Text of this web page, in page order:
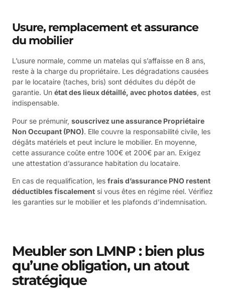
Usure, remplacement et assurance
du mobilier
L’usure normale, comme un matelas qui s’affaisse en 8 ans,
reste à la charge du propriétaire. Les dégradations causées
par le locataire (taches, bris) sont déduites du dépôt de
garantie. Un état des lieux détaillé, avec photos datées, est
indispensable.
Pour se prémunir, souscrivez une assurance Propriétaire
Non Occupant (PNO). Elle couvre la responsabilité civile, les
dégâts matériels et peut inclure le mobilier. En moyenne,
cette assurance coûte entre 100€ et 200€ par an. Exigez
une attestation d’assurance habitation du locataire.
En cas de requalification, les frais d’assurance PNO restent
déductibles fiscalement si vous êtes en régime réel. Vérifiez
les garanties sur le mobilier et les plafonds d’indemnisation.
Meubler son LMNP : bien plus
qu’une obligation, un atout
stratégique